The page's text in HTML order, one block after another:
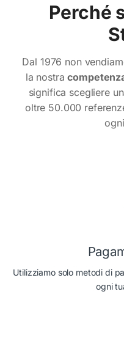
Perché
Dal 1976 non
la nostra
significa scegliere
oltre 50.000
Utilizziamo solo metodi di
ogni